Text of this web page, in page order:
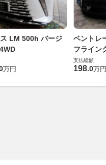
LM 500h バージ
万円
ベントレ
フライン
支払総額
198.0万円